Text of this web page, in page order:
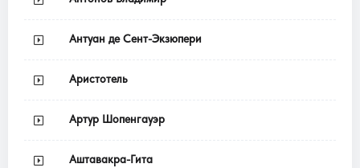
Антуан де Сент-Экзюпери
Аристотель
Артур Шопенгауэр
Аштавакра-Гита